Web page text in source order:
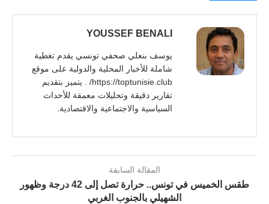
YOUSSEF BENALI
يوسف بنعلي صحفي تونسي يقدم تغطية
شاملة للأخبار المحلية والدولية على موقع
https://toptunisie.club/ . يتميز بتقديم
تقارير دقيقة وتحليلات معمقة للأحداث
السياسية والاجتماعية والاقتصادية.
المقالة السابقة
طقس الخميس في تونس.. حرارة تصل إلى 42 درجة وظهور
الشهيلي بالجنوب الغربي